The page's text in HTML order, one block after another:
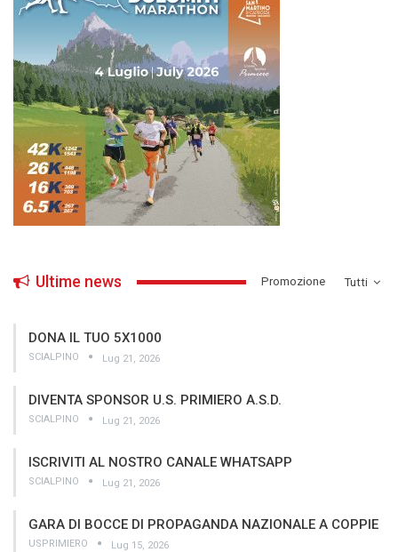
Tutti
Ultime news ­Promozione
DONA IL TUO 5X1000
SCIALPINO Lug 21, 2026
DIVENTA SPONSOR U.S. PRIMIERO A.S.D.
SCIALPINO Lug 21, 2026
ISCRIVITI AL NOSTRO CANALE WHATSAPP
SCIALPINO Lug 21, 2026
GARA DI BOCCE DI PROPAGANDA NAZIONALE A COPPIE
USPRIMIERO Lug 15, 2026